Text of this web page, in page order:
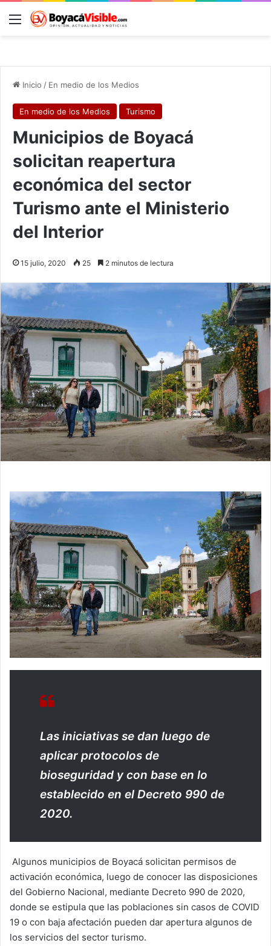
Menú
Inicio / En medio de los Medios
En medio de los Medios Turismo
Municipios de Boyacá
solicitan reapertura
económica del sector
Turismo ante el Ministerio
del Interior
15 julio, 2020 25 2 minutos de lectura
Las iniciativas se dan luego de
aplicar protocolos de
bioseguridad y con base en lo
establecido en el Decreto 990 de
2020.
Algunos municipios de Boyacá solicitan permisos de
activación económica, luego de conocer las disposiciones
del Gobierno Nacional, mediante Decreto 990 de 2020,
donde se estipula que las poblaciones sin casos de COVID
19 o con baja afectación pueden dar apertura algunos de
los servicios del sector turismo.